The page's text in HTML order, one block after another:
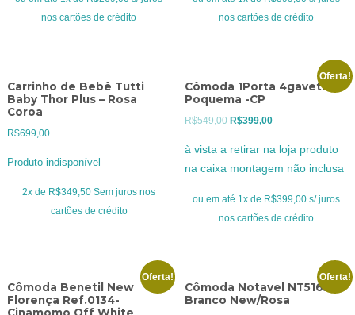
R$389,00.R$269,00.
nos cartões de crédito
R$699,00.R$599,00.
nos cartões de crédito
Carrinho de Bebê Tutti
Baby Thor Plus – Rosa
Coroa
R$699,00
Produto indisponível
2x de R$349,50 Sem juros nos
cartões de crédito
Oferta!
Cômoda 1Porta 4gavetas
Poquema -CP
R$549,00 O
R$549,00.
R$399,00O
atual
R$399,00.
à vista a retirar na loja produto
na caixa montagem não inclusa
ou em até 1x de R$399,00 s/ juros
nos cartões de crédito
Oferta!
Cômoda Benetil New
Florença Ref.0134-
Oferta!
Cômoda Notavel NT5165 –
Branco New/Rosa